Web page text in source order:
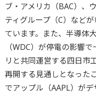
ブ・アメリカ（BAC）、
ティグループ（C）など
ています。また、半導体
（WDC）が停電の影響
リと共同運営する四日市
再開する見通しとなった
でアップル（AAPL）が